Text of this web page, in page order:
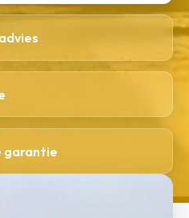
garantie